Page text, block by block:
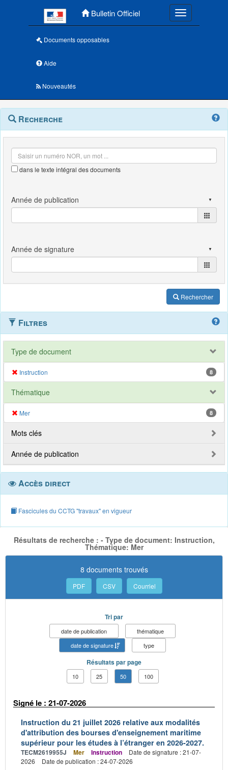
Bulletin Officiel Toggle
Documents opposables
Aide
Nouveautés
Navigation
outils
Menu
contextuel
Recherche
dans le texte intégral des documents
Rechercher
Filtres
Type de document
Instruction 8
Thématique
Mer 8
Mots clés
Année de publication
Accès direct
Fascicules du CCTG "travaux" en vigueur
Résultats de recherche : - Type de document: Instruction,
Thématique: Mer
8 documents trouvés
PDF CSV Courriel
Tri par
date de publication
thématique
date de signature
type
Résultats par page
10 25 50 100
Signé le : 21-07-2026
Instruction du 21 juillet 2026 relative aux modalités
d'attribution des bourses d'enseignement maritime
supérieur pour les études à l’étranger en 2026-2027.
TECM2619955J Mer Instruction
Date de signature : 21-07-
2026
Date de publication : 24-07-2026